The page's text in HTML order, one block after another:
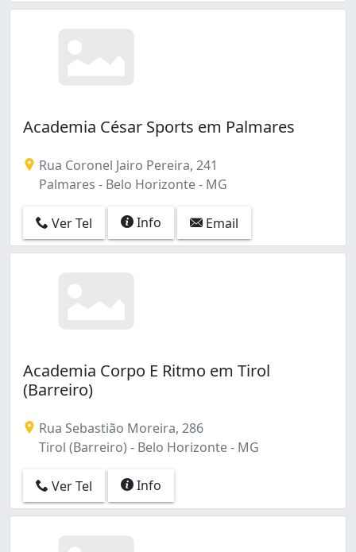
Academia César Sports em Palmares
Rua Coronel Jairo Pereira, 241
Palmares - Belo Horizonte - MG
Ver Tel Info Email
Academia Corpo E Ritmo em Tirol
(Barreiro)
Rua Sebastião Moreira, 286
Tirol (Barreiro) - Belo Horizonte - MG
Ver Tel Info